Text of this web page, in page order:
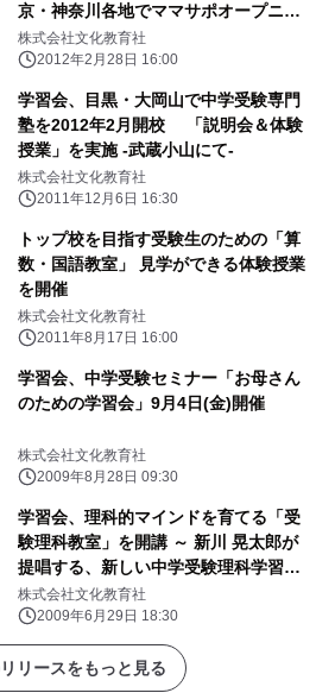
京・神奈川各地でママサポオープニン
グセミナーを開催
株式会社文化教育社
2012年2月28日 16:00
学習会、目黒・大岡山で中学受験専門
塾を2012年2月開校 「説明会＆体験
授業」を実施 -武蔵小山にて-
株式会社文化教育社
2011年12月6日 16:30
トップ校を目指す受験生のための「算
数・国語教室」 見学ができる体験授業
を開催
株式会社文化教育社
2011年8月17日 16:00
学習会、中学受験セミナー「お母さん
のための学習会」9月4日(金)開催
株式会社文化教育社
2009年8月28日 09:30
学習会、理科的マインドを育てる「受
験理科教室」を開講 ～ 新川 晃太郎が
提唱する、新しい中学受験理科学習の
スタイル ～
株式会社文化教育社
2009年6月29日 18:30
リースをもっと見る